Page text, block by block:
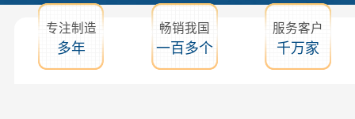
专注制造
多年
畅销我国
一百多个
服务客户
千万家